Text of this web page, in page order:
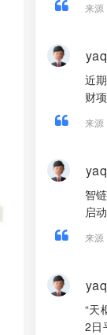
来源
近
财
来源
智
启
来源
“天
2日